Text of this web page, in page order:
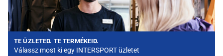
TE ÜZLETED. TE TERMÉKEID.
Válassz most ki egy INTERSPORT üzletet